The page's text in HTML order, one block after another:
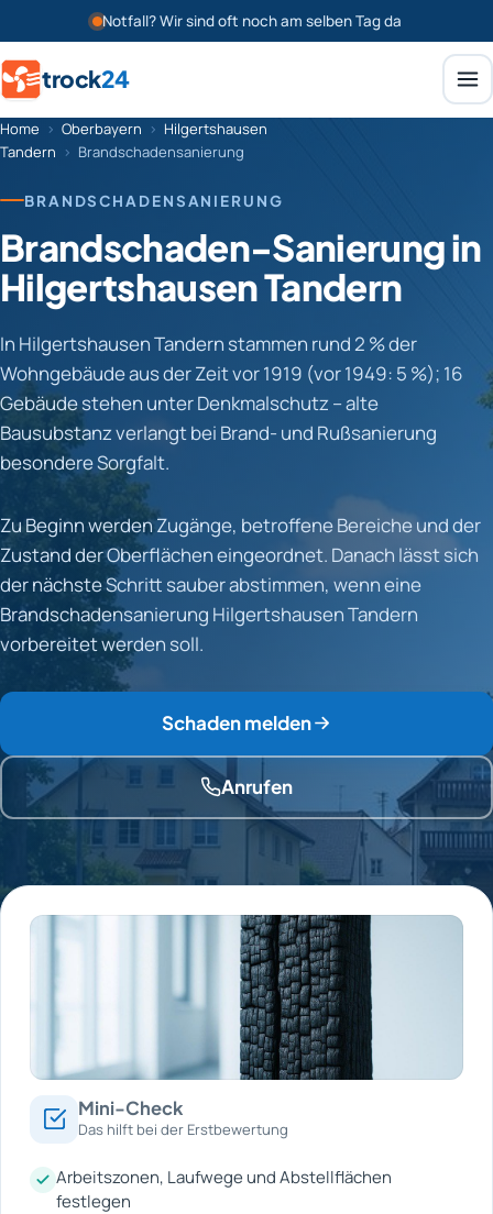
Notfall? Wir sind oft noch am selben Tag da
trock24
Home › Oberbayern › Hilgertshausen
Tandern › Brandschadensanierung
BRANDSCHADENSANIERUNG
Brandschaden-Sanierung in
Hilgertshausen Tandern
In Hilgertshausen Tandern stammen rund 2 % der
Wohngebäude aus der Zeit vor 1919 (vor 1949: 5 %); 16
Gebäude stehen unter Denkmalschutz – alte
Bausubstanz verlangt bei Brand- und Rußsanierung
besondere Sorgfalt.
Zu Beginn werden Zugänge, betroffene Bereiche und der
Zustand der Oberflächen eingeordnet. Danach lässt sich
der nächste Schritt sauber abstimmen, wenn eine
Brandschadensanierung Hilgertshausen Tandern
vorbereitet werden soll.
Schaden melden
Anrufen
Mini-Check
Das hilft bei der Erstbewertung
Arbeitszonen, Laufwege und Abstellflächen
festlegen